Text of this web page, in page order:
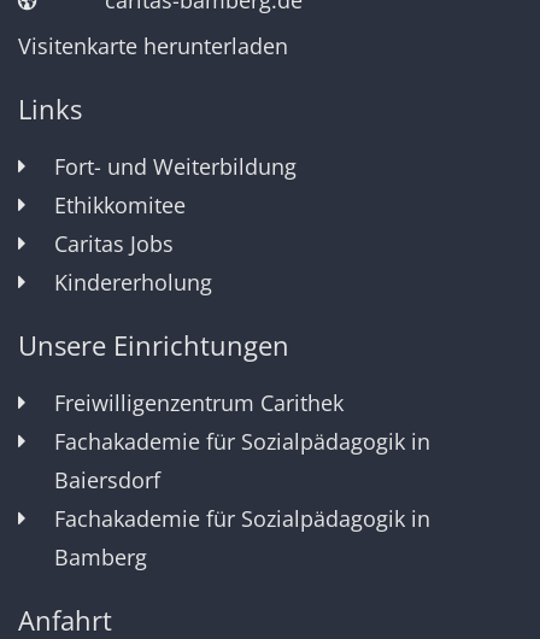
Visitenkarte herunterladen
Links
Fort- und Weiterbildung
Ethikkomitee
Caritas Jobs
Kindererholung
Unsere Einrichtungen
Freiwilligenzentrum Carithek
Fachakademie für Sozialpädagogik in
Baiersdorf
Fachakademie für Sozialpädagogik in
Bamberg
Anfahrt